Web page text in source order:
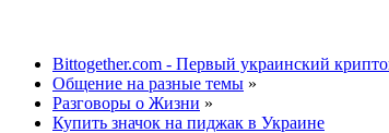
Bittogether.com - Первый украинский
Общение на разные темы »
Разговоры о Жизни »
Купить значок на пиджак в Украине